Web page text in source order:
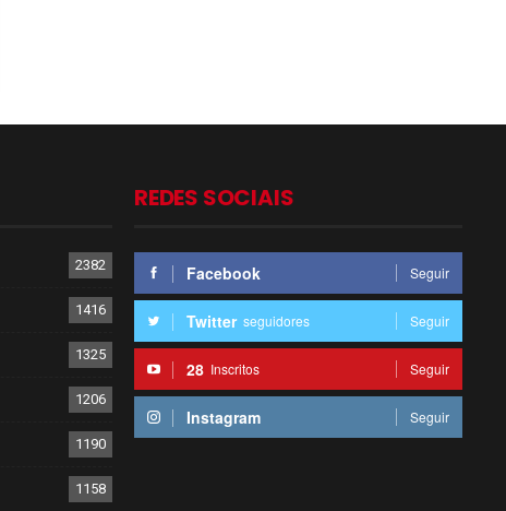
2382
1416
1325
1206
1190
1158
REDES SOCIAIS
Facebook Seguir
Twitter seguidores Seguir
28 Inscritos Seguir
Instagram Seguir